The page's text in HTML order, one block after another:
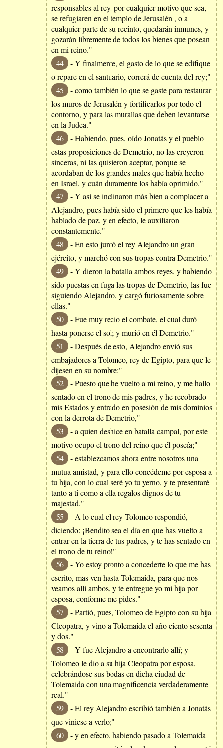
responsables al rey, por cualquier motivo que sea,
se refugiaren en el templo de Jerusalén , o a
cualquier parte de su recinto, quedarán inmunes, y
gozarán libremente de todos los bienes que posean
en mi reino."
44
- Y finalmente, el gasto de lo que se edifique
o repare en el santuario, correrá de cuenta del rey;"
45
- como también lo que se gaste para restaurar
los muros de Jerusalén y fortificarlos por todo el
contorno, y para las murallas que deben levantarse
en la Judea."
46
- Habiendo, pues, oído Jonatás y el pueblo
estas proposiciones de Demetrio, no las creyeron
sinceras, ni las quisieron aceptar, porque se
acordaban de los grandes males que había hecho
en Israel, y cuán duramente los había oprimido."
47
- Y así se inclinaron más bien a complacer a
Alejandro, pues había sido el primero que les había
hablado de paz, y en efecto, le auxiliaron
constantemente."
48
- En esto juntó el rey Alejandro un gran
ejército, y marchó con sus tropas contra Demetrio."
49
- Y dieron la batalla ambos reyes, y habiendo
sido puestas en fuga las tropas de Demetrio, las fue
siguiendo Alejandro, y cargó furiosamente sobre
ellas."
50
- Fue muy recio el combate, el cual duró
hasta ponerse el sol; y murió en él Demetrio."
51
- Después de esto, Alejandro envió sus
embajadores a Tolomeo, rey de Egipto, para que le
dijesen en su nombre:"
52
- Puesto que he vuelto a mi reino, y me hallo
sentado en el trono de mis padres, y he recobrado
mis Estados y entrado en posesión de mis dominios
con la derrota de Demetrio,"
53
- a quien deshice en batalla campal, por este
motivo ocupo el trono del reino que él poseía;"
54
- establezcamos ahora entre nosotros una
mutua amistad, y para ello concédeme por esposa a
tu hija, con lo cual seré yo tu yerno, y te presentaré
tanto a ti como a ella regalos dignos de tu
majestad."
55
- A lo cual el rey Tolomeo respondió,
diciendo: ¡Bendito sea el día en que has vuelto a
entrar en la tierra de tus padres, y te has sentado en
el trono de tu reino!"
56
- Yo estoy pronto a concederte lo que me has
escrito, mas ven hasta Tolemaida, para que nos
veamos allí ambos, y te entregue yo mi hija por
esposa, conforme me pides."
57
- Partió, pues, Tolomeo de Egipto con su hija
Cleopatra, y vino a Tolemaida el año ciento sesenta
y dos."
58
- Y fue Alejandro a encontrarlo allí; y
Tolomeo le dio a su hija Cleopatra por esposa,
celebrándose sus bodas en dicha ciudad de
Tolemaida con una magnificencia verdaderamente
real."
59
- El rey Alejandro escribió también a Jonatás
que viniese a verlo;"
60
- y en efecto, habiendo pasado a Tolemaida